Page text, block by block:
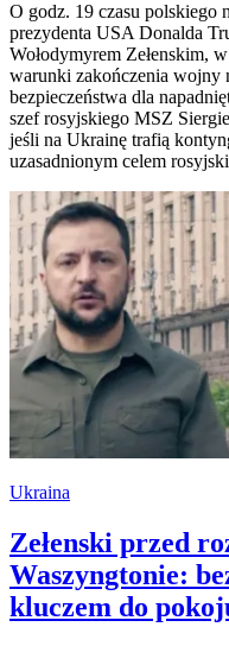
O godz. 19 czasu polskiego
prezydenta USA Donalda
Wołodymyrem Zełenskim,
warunki zakończenia
bezpieczeństwa dla
szef rosyjskiego MSZ
jeśli na Ukrainę trafią
uzasadnionym celem
Ukraina
Zełenski przed
Waszyngtonie:
kluczem do